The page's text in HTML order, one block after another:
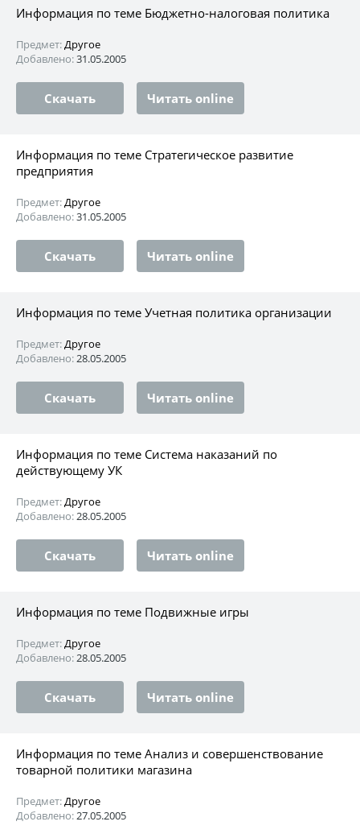
Информация по теме Бюджетно-налоговая политика
Предмет:Другое
Добавлено:31.05.2005
Скачать Читать online
Информация по теме Стратегическое развитие
предприятия
Предмет:Другое
Добавлено:31.05.2005
Скачать Читать online
Информация по теме Учетная политика организации
Предмет:Другое
Добавлено:28.05.2005
Скачать Читать online
Информация по теме Система наказаний по
действующему УК
Предмет:Другое
Добавлено:28.05.2005
Скачать Читать online
Информация по теме Подвижные игры
Предмет:Другое
Добавлено:28.05.2005
Скачать Читать online
Информация по теме Анализ и совершенствование
товарной политики магазина
Предмет:Другое
Добавлено:27.05.2005